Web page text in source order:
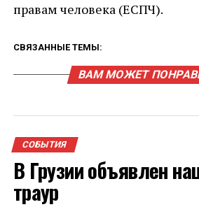
правам человека (ЕСПЧ).
СВЯЗАННЫЕ ТЕМЫ:
ВАМ МОЖЕТ
СОБЫТИЯ
В Грузии объявлен
траур